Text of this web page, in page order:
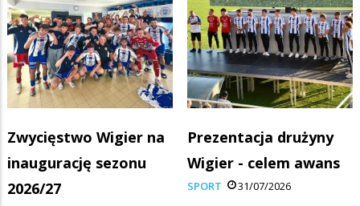
Zwycięstwo Wigier na
inaugurację sezonu
2026/27
Prezentacja drużyny
Wigier - celem awans
SPORT 31/07/2026